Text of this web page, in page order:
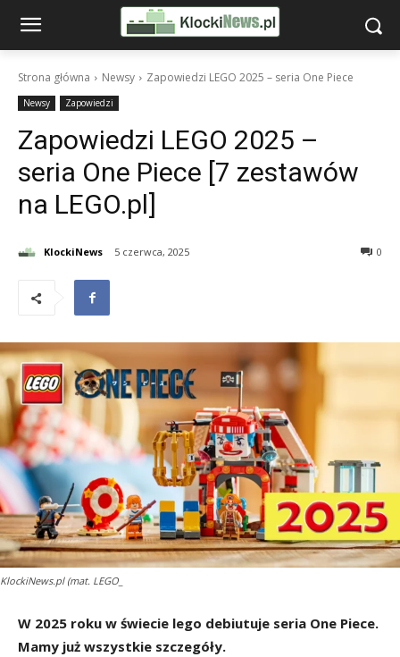
Strona główna Newsy Zapowiedzi LEGO 2025 – seria One Piece
Newsy Zapowiedzi
Zapowiedzi LEGO 2025 –
seria One Piece [7 zestawów
na LEGO.pl]
KlockiNews 5 czerwca, 2025 0
KlockiNews.pl (mat. LEGO_
W 2025 roku w świecie lego debiutuje seria One Piece.
Mamy już wszystkie szczegóły.